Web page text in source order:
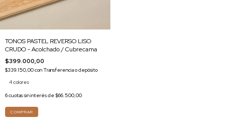
TONOS PASTEL REVERSO LISO
CRUDO - Acolchado / Cubrecama
$399.000,00
$339.150,00conTransferencia o depósito
4 colores
6cuotas sin interés de $66.500,00
COMPRAR